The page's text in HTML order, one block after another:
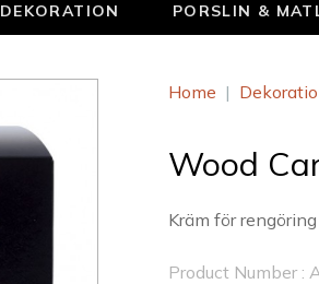
DEKORATION PORSLIN &
Home |
Wood
Kräm för
Product Number :